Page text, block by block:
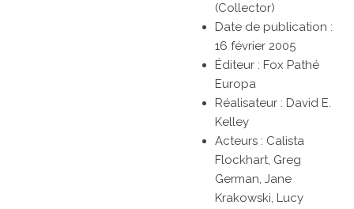
(Collector)
Date de publication :
16 février 2005
Éditeur : Fox Pathé
Europa
Réalisateur : David E.
Kelley
Acteurs : Calista
Flockhart, Greg
German, Jane
Krakowski, Lucy